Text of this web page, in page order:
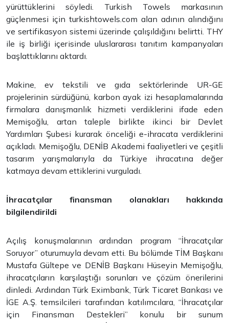
yürüttüklerini söyledi. Turkish Towels markasının
güçlenmesi için turkishtowels.com alan adının alındığını
ve sertifikasyon sistemi üzerinde çalışıldığını belirtti. THY
ile iş birliği içerisinde uluslararası tanıtım kampanyaları
başlattıklarını aktardı.
Makine, ev tekstili ve gıda sektörlerinde UR-GE
projelerinin sürdüğünü, karbon ayak izi hesaplamalarında
firmalara danışmanlık hizmeti verdiklerini ifade eden
Memişoğlu, artan taleple birlikte ikinci bir Devlet
Yardımları Şubesi kurarak önceliği e-ihracata verdiklerini
açıkladı. Memişoğlu, DENİB Akademi faaliyetleri ve çeşitli
tasarım yarışmalarıyla da Türkiye ihracatına değer
katmaya devam ettiklerini vurguladı.
İhracatçılar finansman olanakları hakkında
bilgilendirildi
Açılış konuşmalarının ardından program “İhracatçılar
Soruyor” oturumuyla devam etti. Bu bölümde TİM Başkanı
Mustafa Gültepe ve DENİB Başkanı Hüseyin Memişoğlu,
ihracatçıların karşılaştığı sorunları ve çözüm önerilerini
dinledi. Ardından Türk Eximbank, Türk Ticaret Bankası ve
İGE A.Ş. temsilcileri tarafından katılımcılara, “İhracatçılar
için Finansman Destekleri” konulu bir sunum